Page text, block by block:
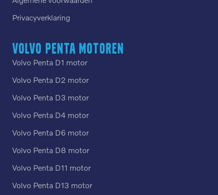
Privacyverklaring
Volvo Penta motoren
Volvo Penta D1 motor
Volvo Penta D2 motor
Volvo Penta D3 motor
Volvo Penta D4 motor
Volvo Penta D6 motor
Volvo Penta D8 motor
Volvo Penta D11 motor
Volvo Penta D13 motor